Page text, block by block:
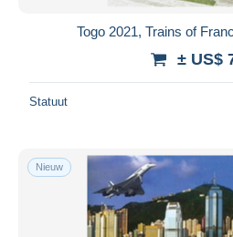
Togo 2021, Trains of
± US$
Statuut
Nieuw